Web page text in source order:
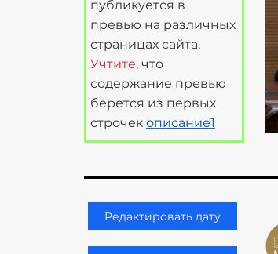
публикуется в
превью на различных
страницах сайта.
Учтите, что
содержание превью
берется из первых
строчек описание1
Редактировать дату